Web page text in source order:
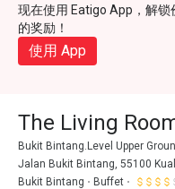
现在使用 Eatigo App，解锁
的奖励！
使用 App
The Living
Bukit Bintang.Level Upper
Jalan Bukit Bintang, 55100
Bukit Bintang
Buffet